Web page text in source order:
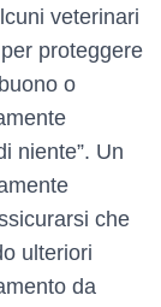
veterinari
proteggere
o
niente”. Un
che
ulteriori
da